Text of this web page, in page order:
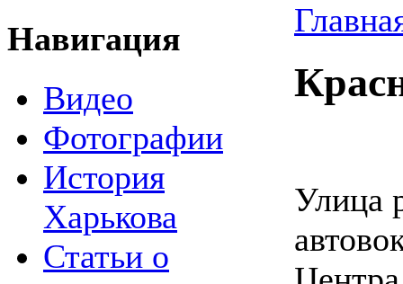
Навигация
Видео
Фотографии
История
Харькова
Статьи о
Улица